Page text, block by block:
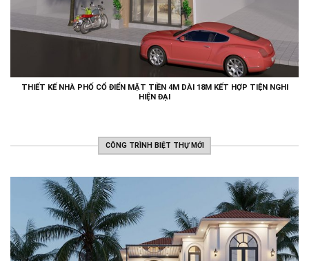
THIẾT KẾ NHÀ PHỐ CỔ ĐIỂN MẶT TIỀN 4M DÀI 18M KẾT HỢP TIỆN NGHI
HIỆN ĐẠI
CÔNG TRÌNH BIỆT THỰ MỚI